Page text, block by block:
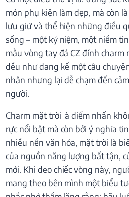
món phụ kiện làm đẹp, mà còn
lưu giữ và thể hiện những điều
sống – một kỷ niệm, một niềm
mẫu vòng tay đá CZ đính charm
đều như đang kể một câu
nhân nhưng lại dễ chạm đến
người.
Charm mặt trời là điểm nhấn
rực nổi bật mà còn bởi ý nghĩa
nhiều nền văn hóa, mặt trời là
của nguồn năng lượng bất tận,
mới. Khi đeo chiếc vòng này,
mang theo bên mình một biểu